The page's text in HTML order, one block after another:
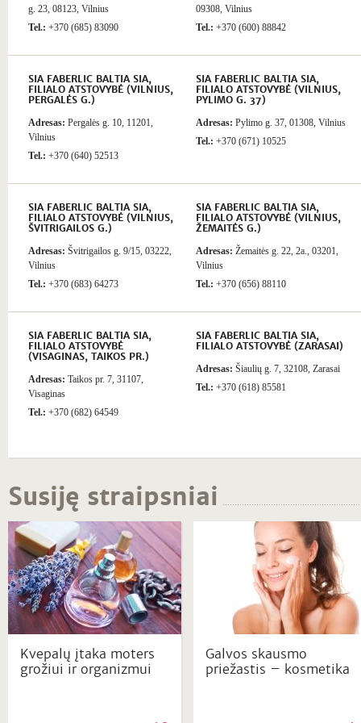
g. 23, 08123, Vilnius
Tel.: +370 (685) 83090
09308, Vilnius
Tel.: +370 (600) 88842
SIA FABERLIC BALTIA SIA,
FILIALO ATSTOVYBĖ (VILNIUS,
PERGALĖS G.)
Adresas: Pergalės g. 10, 11201,
Vilnius
Tel.: +370 (640) 52513
SIA FABERLIC BALTIA SIA,
FILIALO ATSTOVYBĖ (VILNIUS,
PYLIMO G. 37)
Adresas: Pylimo g. 37, 01308, Vilnius
Tel.: +370 (671) 10525
SIA FABERLIC BALTIA SIA,
FILIALO ATSTOVYBĖ (VILNIUS,
ŠVITRIGAILOS G.)
Adresas: Švitrigailos g. 9/15, 03222,
Vilnius
Tel.: +370 (683) 64273
SIA FABERLIC BALTIA SIA,
FILIALO ATSTOVYBĖ (VILNIUS,
ŽEMAITĖS G.)
Adresas: Žemaitės g. 22, 2a., 03201,
Vilnius
Tel.: +370 (656) 88110
SIA FABERLIC BALTIA SIA,
FILIALO ATSTOVYBĖ
(VISAGINAS, TAIKOS PR.)
Adresas: Taikos pr. 7, 31107,
Visaginas
Tel.: +370 (682) 64549
SIA FABERLIC BALTIA SIA,
FILIALO ATSTOVYBĖ (ZARASAI)
Adresas: Šiaulių g. 7, 32108, Zarasai
Tel.: +370 (618) 85581
Susiję straipsniai
Kvepalų įtaka moters
grožiui ir organizmui
Galvos skausmo
priežastis – kosmetika